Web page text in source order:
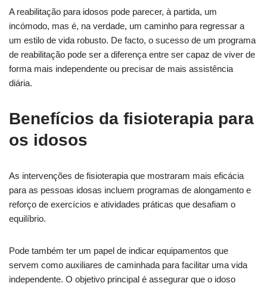
A reabilitação para idosos pode parecer, à partida, um
incómodo, mas é, na verdade, um caminho para regressar a
um estilo de vida robusto. De facto, o sucesso de um programa
de reabilitação pode ser a diferença entre ser capaz de viver de
forma mais independente ou precisar de mais assistência
diária.
Benefícios da fisioterapia para
os idosos
As intervenções de fisioterapia que mostraram mais eficácia
para as pessoas idosas incluem programas de alongamento e
reforço de exercícios e atividades práticas que desafiam o
equilíbrio.
Pode também ter um papel de indicar equipamentos que
servem como auxiliares de caminhada para facilitar uma vida
independente. O objetivo principal é assegurar que o idoso